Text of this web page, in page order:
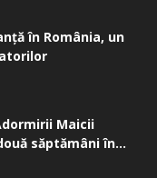
în România, un
Maicii
săptămâni în...